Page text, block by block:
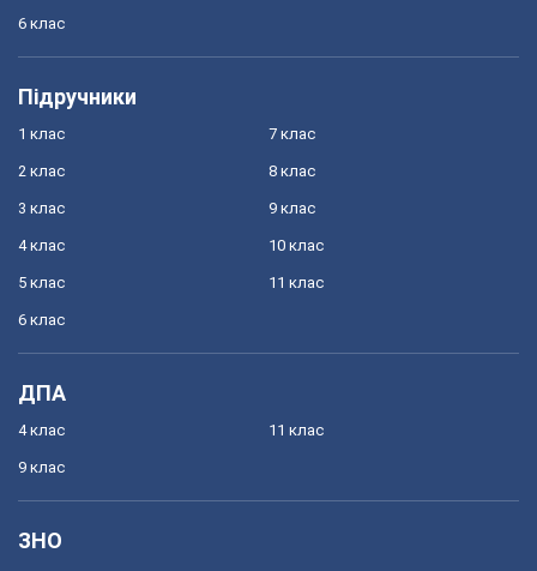
6 клас
Підручники
1 клас
2 клас
3 клас
4 клас
5 клас
6 клас
7 клас
8 клас
9 клас
10 клас
11 клас
ДПА
4 клас
9 клас
11 клас
ЗНО